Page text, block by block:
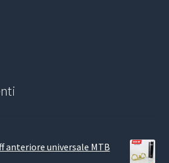
anteriore universale MTB